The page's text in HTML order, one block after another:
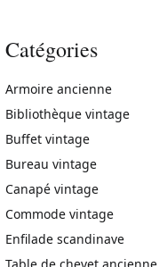
Catégories
Armoire ancienne
Bibliothèque vintage
Buffet vintage
Bureau vintage
Canapé vintage
Commode vintage
Enfilade scandinave
Table de chevet ancienne